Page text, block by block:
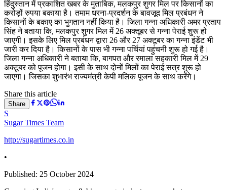
हिंदुस्तान में प्रकाशित खबर के मुताबिक, मलकपुर शुगर मिल पर किसानों का
करोड़ों रुपया बकाया है। तमाम धरना-प्रदर्शन के बावजूद मिल प्रबंधन ने
किसानों के बकाए का भुगतान नहीं किया है। जिला गन्ना अधिकारी अमर प्रताप
सिंह ने बताया कि, मलकपुर शुगर मिल में 26 अक्तूबर से गन्ना पेराई शुरू हो
जाएगी। इसके लिए मिल प्रबंधन द्वारा 26 और 27 अक्टूबर का गन्ना इंडेंट भी
जारी कर दिया है। किसानों के पास भी गन्ना पर्चियां पहुंचनी शुरू हो गई है।
जिला गन्ना अधिकारी ने बताया कि, बागपत और रमाला सहकारी मिल में 29
अक्टूबर को पूजन होगा। इसी के साथ दोनों मिलों का पेराई सत्र शुरू हो
जाएगा। जिसका शुभारंभ राज्यमंत्री केपी मलिक पूजन के साथ करेंगे।
Share this article
Share
S
Sugar Times Team
http://sugartimes.co.in
•
Published: 25 October 2024